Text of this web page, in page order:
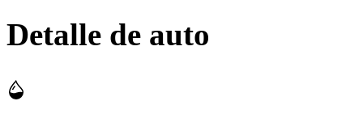
Detalle de auto